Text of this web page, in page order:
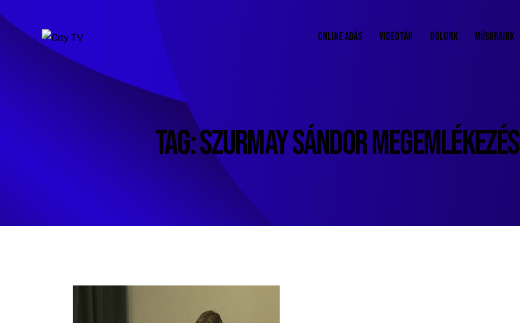
ONLINE ADÁS VIDEÓTÁR RÓLUNK MŰSORAINK
TAG: SZURMAY SÁNDOR MEGEMLÉKEZÉS